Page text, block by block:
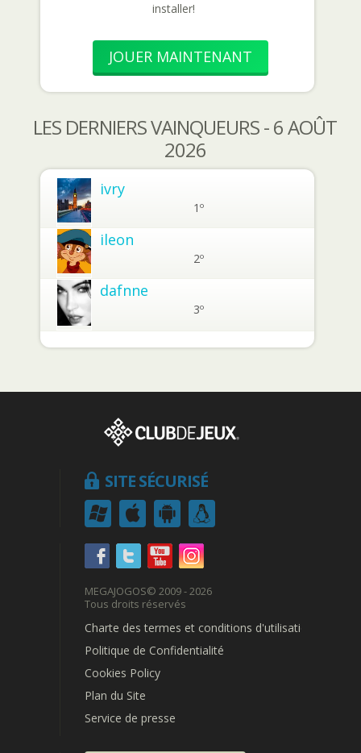
installer!
JOUER MAINTENANT
LES DERNIERS VAINQUEURS - 6 AOÛT
2026
ivry
1º
ileon
2º
dafnne
3º
SITE SÉCURISÉ
MEGAJOGOS© 2009 - 2026
Tous droits réservés
Charte des termes et conditions d'utilisation
Politique de Confidentialité
Cookies Policy
Plan du Site
Service de presse